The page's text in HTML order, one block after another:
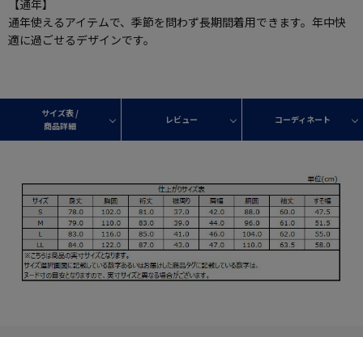
【通年】
通年使えるアイテムで、季節を問わず長期間着用できます。年中快
適に過ごせるデザインです。
サイズ表 /
商品詳細
レビュー コーディネート